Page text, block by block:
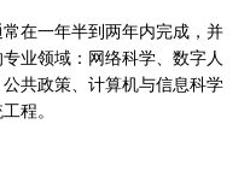
在一年半到两年内完成，并
业领域：网络科学、数字人
共政策、计算机与信息科学
程。